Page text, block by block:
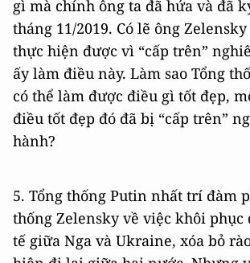
gì mà chính ông ta đã hứa và đã
tháng 11/2019. Có lẽ ông
thực hiện được vì “cấp trên”
ấy làm điều này. Làm sao Tổng
có thể làm được điều gì tốt đẹp,
điều tốt đẹp đó đã bị “cấp trên”
hành?
5. Tổng thống Putin nhất trí đàm
thống Zelensky về việc khôi
tế giữa Nga và Ukraine, xóa bỏ